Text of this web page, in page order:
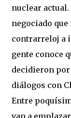
nuclear actual.
negociado
contrarreloj a
gente conoce
decidieron por
diálogos con
Entre
van a